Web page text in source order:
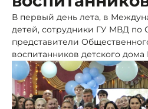
В первый день лета, в
детей, сотрудники ГУ МВД по
представители
воспитанников детского дома